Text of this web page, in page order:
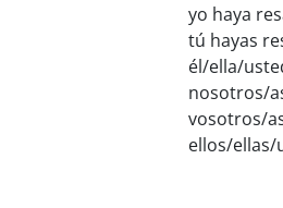
yo haya
tú hayas
él/ella/
nosotros/
vosotros/
ellos/ellas/